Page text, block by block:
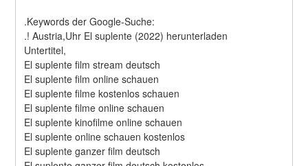
.Keywords der Google-Suche:
.! Austria,Uhr El suplente (2022) herunterladen
Untertitel,
El suplente film stream deutsch
El suplente film online schauen
El suplente filme kostenlos schauen
El suplente filme online schauen
El suplente kinofilme online schauen
El suplente online schauen kostenlos
El suplente ganzer film deutsch